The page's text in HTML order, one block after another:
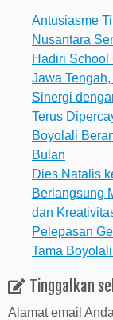
Antusiasme
Nusantara
Hadiri School
Jawa
Sinergi
Terus
Boyolali
Bulan
Dies Natalis
Berlangsung
dan
Pelepasan
Tama
Tinggalkan
Alamat email